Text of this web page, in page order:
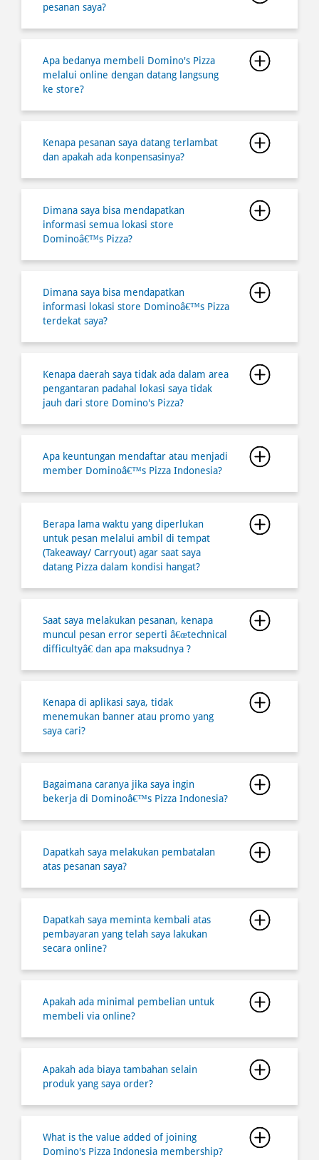
ke store?
Kenapa pesanan saya datang terlambat
dan apakah ada konpensasinya?
informasi semua lokasi store
Dominoâ€™s Pizza?
Dimana saya bisa mendapatkan
informasi lokasi store Dominoâ€™s Pizza
terdekat saya?
Kenapa daerah saya tidak ada dalam area
pengantaran padahal lokasi saya tidak
jauh dari store Domino's Pizza?
Apa keuntungan mendaftar atau menjadi
member Dominoâ€™s Pizza Indonesia?
untuk pesan melalui ambil di tempat
(Takeaway/ Carryout) agar saat saya
Saat saya melakukan pesanan, kenapa
muncul pesan error seperti â€œtechnical
difficultyâ€ dan apa maksudnya ?
Kenapa di aplikasi saya, tidak
menemukan banner atau promo yang
saya cari?
Bagaimana caranya jika saya ingin
bekerja di Dominoâ€™s Pizza Indonesia?
atas pesanan saya?
pembayaran yang telah saya lakukan
secara online?
Apakah ada minimal pembelian untuk
membeli via online?
produk yang saya order?
Domino's Pizza Indonesia membership?
Pizza Indonesia membership?